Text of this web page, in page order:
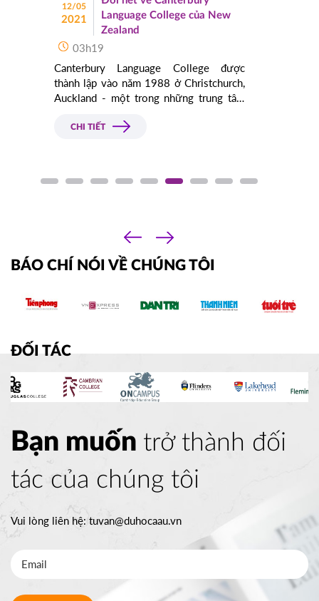
03/10/2025
10h00
Canada
YORKVILLE UNIVERSITY TORONTO
ĐĂNG KÝ
14h00
01/10/2025
10h00
TACOMA COMMUNITY COLLEGE
12/05
2021
Language College của New
Zealand
03h19
Canterbury Language College được
thành lập vào năm 1988 ở Christchurch,
Auckland - một trong những trung tâm
tin chia sẻ cùng các bạn học sinh, sinh
CHI TIẾT
‹
›
BÁO CHÍ NÓI VỀ CHÚNG TÔI
ĐỐI TÁC
Bạn muốn trở thành đối
tác của chúng tôi
Vui lòng liên hệ: tuvan@duhocaau.vn